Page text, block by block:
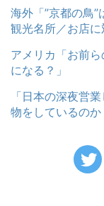
海外「”京都の鳥
観光名所／お店
アメリカ「お前
になる？」
「日本の深夜営
物をしているの